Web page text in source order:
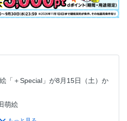
「＋Special」が8月15日（土）か
萌絵